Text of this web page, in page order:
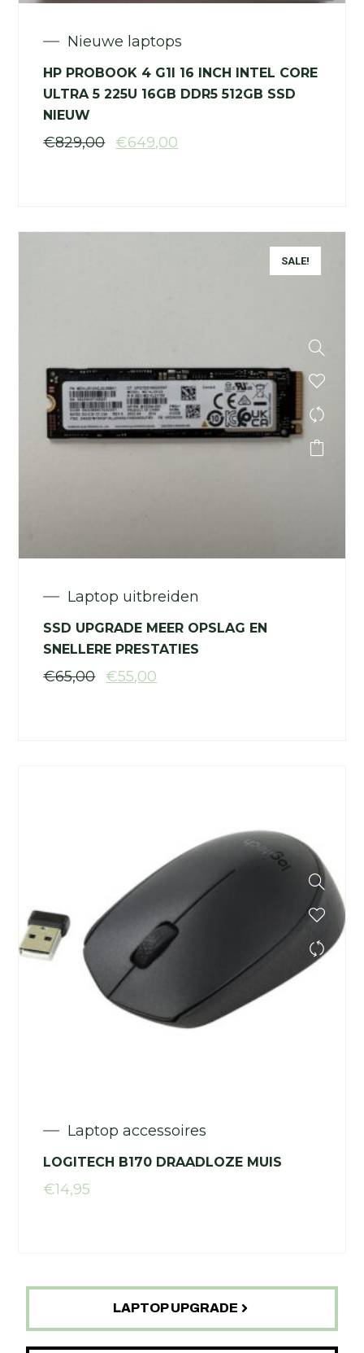
Nieuwe laptops
HP PROBOOK 4 G1I 16 INCH INTEL CORE
ULTRA 5 225U 16GB DDR5 512GB SSD
NIEUW
€829,00 €649,00
SALE!
Laptop uitbreiden
SSD UPGRADE MEER OPSLAG EN
SNELLERE PRESTATIES
€65,00 €55,00
Laptop accessoires
LOGITECH B170 DRAADLOZE MUIS
€14,95
LAPTOP UPGRADE